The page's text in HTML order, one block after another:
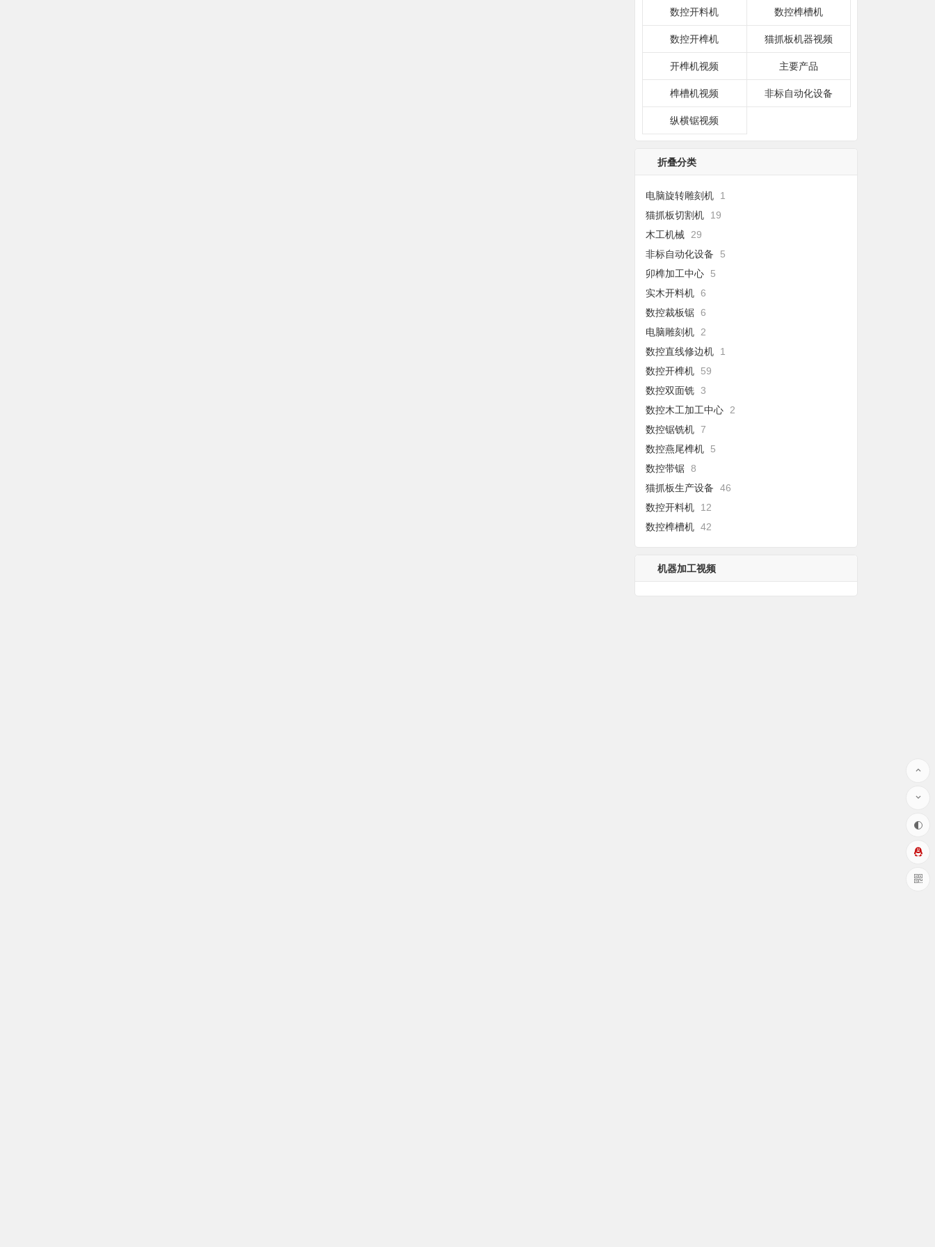
数控开料机 数控榫槽机
数控开榫机 猫抓板机器视频
开榫机视频 主要产品
榫槽机视频 非标自动化设备
纵横锯视频
折叠分类
电脑旋转雕刻机
1
猫抓板切割机
19
木工机械
29
非标自动化设备
5
卯榫加工中心
5
实木开料机 6
数控裁板锯 6
电脑雕刻机
2
数控直线修边机
1
数控开榫机
59
数控双面铣 3
数控木工加工中心
2
数控锯铣机 7
数控燕尾榫机
5
数控带锯 8
猫抓板生产设备
46
数控开料机
12
数控榫槽机 42
机器加工视频